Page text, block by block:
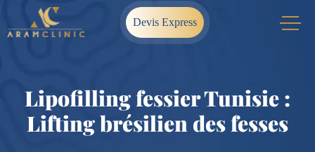
Devis Express
Lipofilling fessier Tunisie :
Lifting brésilien des fesses